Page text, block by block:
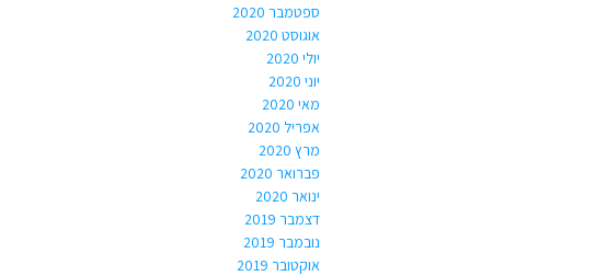
ספטמבר 2020
אוגוסט 2020
יולי 2020
יוני 2020
מאי 2020
אפריל 2020
מרץ 2020
פברואר 2020
ינואר 2020
דצמבר 2019
נובמבר 2019
אוקטובר 2019